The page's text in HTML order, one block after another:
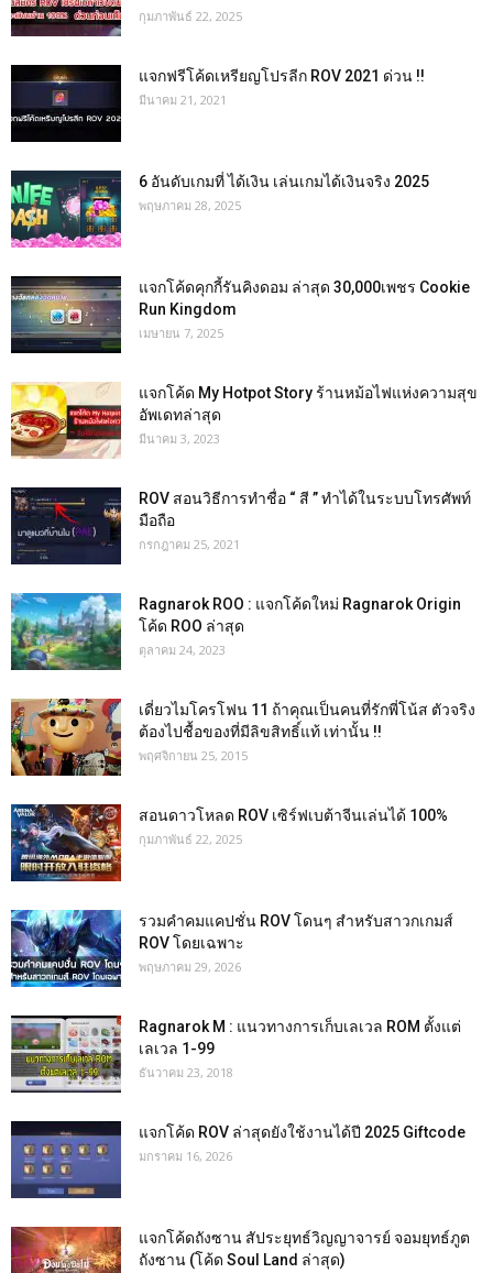
กุมภาพันธ์ 22, 2025
แจกฟรีโค้ดเหรียญโปรลีก ROV 2021 ด่วน !!
มีนาคม 21, 2021
6 อันดับเกมที่ ได้เงิน เล่นเกมได้เงินจริง 2025
พฤษภาคม 28, 2025
แจกโค้ดคุกกี้รันคิงดอม ล่าสุด 30,000เพชร Cookie
Run Kingdom
เมษายน 7, 2025
แจกโค้ด My Hotpot Story ร้านหม้อไฟแห่งความสุข
อัพเดทล่าสุด
มีนาคม 3, 2023
ROV สอนวิธีการทำชื่อ “ สี ” ทำได้ในระบบโทรศัพท์
มือถือ
กรกฎาคม 25, 2021
Ragnarok ROO : แจกโค้ดใหม่ Ragnarok Origin
โค้ด ROO ล่าสุด
ตุลาคม 24, 2023
เดี่ยวไมโครโฟน 11 ถ้าคุณเป็นคนที่รักพี่โน้ส ตัวจริง
ต้องไปชื้อของที่มีลิขสิทธิ์แท้ เท่านั้น !!
พฤศจิกายน 25, 2015
สอนดาวโหลด ROV เซิร์ฟเบต้าจีนเล่นได้ 100%
กุมภาพันธ์ 22, 2025
รวมคำคมแคปชั่น ROV โดนๆ สำหรับสาวกเกมส์
ROV โดยเฉพาะ
พฤษภาคม 29, 2026
Ragnarok M : แนวทางการเก็บเลเวล ROM ตั้งแต่
เลเวล 1-99
ธันวาคม 23, 2018
แจกโค้ด ROV ล่าสุดยังใช้งานได้ปี 2025 Giftcode
มกราคม 16, 2026
แจกโค้ดถังซาน สัประยุทธ์วิญญาจารย์ จอมยุทธ์ภูต
ถังซาน (โค้ด Soul Land ล่าสุด)